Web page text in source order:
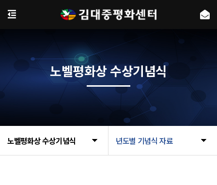
노벨평화상 수상기념식 년도별 기념식 자료
노벨평화상 수상기념식